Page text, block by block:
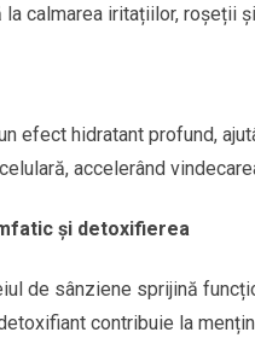
calmarea iritațiilor, roșeții
efect hidratant profund,
accelerând
și detoxifierea
de sânziene sprijină
contribuie la